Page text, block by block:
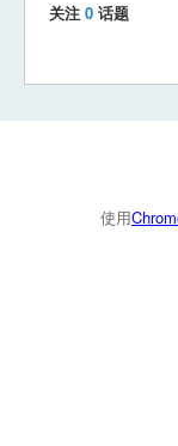
关注 0 话题
使用